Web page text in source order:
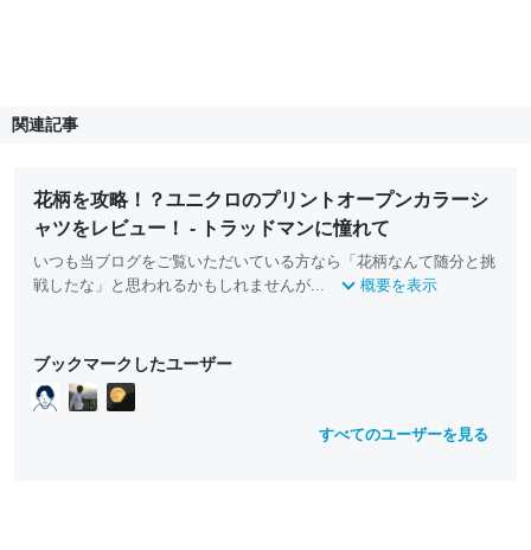
関連記事
花柄を攻略！？ユニクロのプリントオープンカラーシ
ャツをレビュー！ - トラッドマンに憧れて
いつも当ブログをご覧いただいている方なら「花柄なんて随分と挑
戦したな」と思われるかもしれませんが...
概要を表示
ブックマークしたユーザー
すべてのユーザーを見る